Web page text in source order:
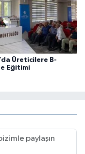
Üreticilere B-
Eğitimi